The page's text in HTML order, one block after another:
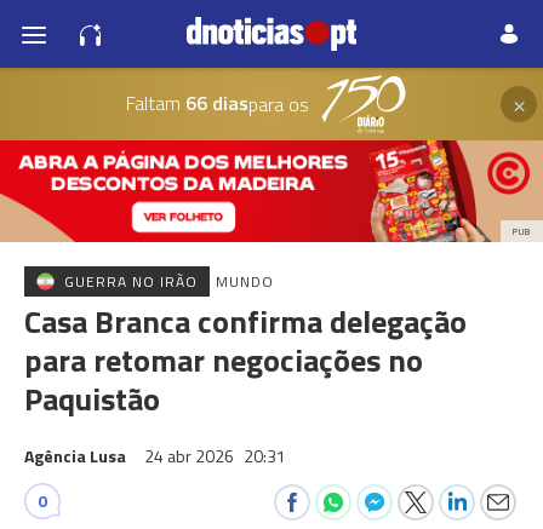
Faltam 66 diaspara os ×
PUB
GUERRA NO IRÃO MUNDO
Casa Branca confirma delegação
para retomar negociações no
Paquistão
Agência Lusa 24 abr 2026 20:31
0